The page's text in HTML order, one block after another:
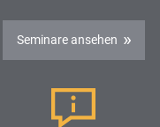
Seminare ansehen